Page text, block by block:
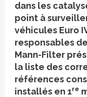
dans les
point à
véhicules Euro
responsables
Mann-Filter
la liste des
références
installés en 1re